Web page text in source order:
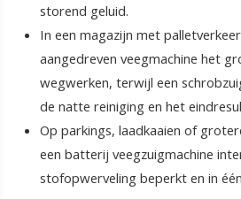
storend geluid.
In een magazijn met
aangedreven veegmachine het
wegwerken, terwijl een
de natte reiniging en het
Op parkings, laadkaaien of
een batterij veegzuigmachine
stofopwerveling beperkt en in